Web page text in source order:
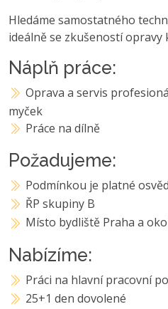
Hledáme samostatného
ideálně se zkušeností opravy
Náplň práce:
Oprava a servis
myček
Práce na dílně
Požadujeme:
Podmínkou je platné
ŘP skupiny B
Místo bydliště Praha a
Nabízíme:
Práci na hlavní pracovní
25+1 den dovolené